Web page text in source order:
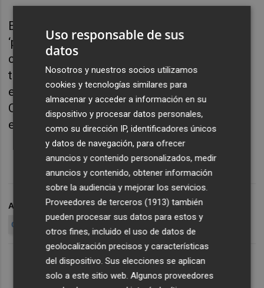
Este tablón digital se ha diseñado a modo de
‘pizarra’ colaborativa online en la que
compartir contenidos y se puede acceder a
través de la página web municipal, pinchando
en el banner de Castelló Crea Formación
Online, o bien directamente
en
https://padlet.com/mtevil/4i40cih1i0fd.
ARCHIVADO EN AYUNTAMIENTO DE CASTELLÓ
CORONAVIRUS
Uso responsable de sus
datos
Nosotros y nuestros socios utilizamos
cookies y tecnologías similares para
almacenar y acceder a información en su
dispositivo y procesar datos personales,
como su dirección IP, identificadores únicos
y datos de navegación, para ofrecer
anuncios y contenido personalizados, medir
anuncios y contenido, obtener información
sobre la audiencia y mejorar los servicios.
Proveedores de terceros (1913) también
pueden procesar sus datos para estos y
otros fines, incluido el uso de datos de
geolocalización precisos y características
del dispositivo. Sus elecciones se aplican
solo a este sitio web. Algunos proveedores